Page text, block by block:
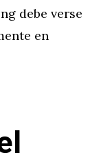
debe verse
en